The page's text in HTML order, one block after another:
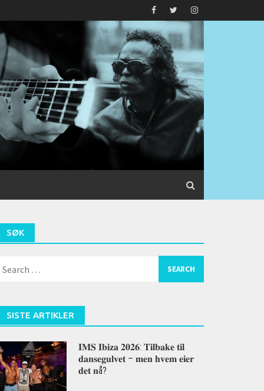
SØK
SISTE ARTIKLER
𝐈𝐌𝐒 𝐈𝐛𝐢𝐳𝐚 𝟐𝟎𝟐𝟔: 𝐓𝐢𝐥𝐛𝐚𝐤𝐞 𝐭𝐢𝐥
𝐝𝐚𝐧𝐬𝐞𝐠𝐮𝐥𝐯𝐞𝐭 – 𝐦𝐞𝐧 𝐡𝐯𝐞𝐦 𝐞𝐢𝐞𝐫
𝐝𝐞𝐭 𝐧å?